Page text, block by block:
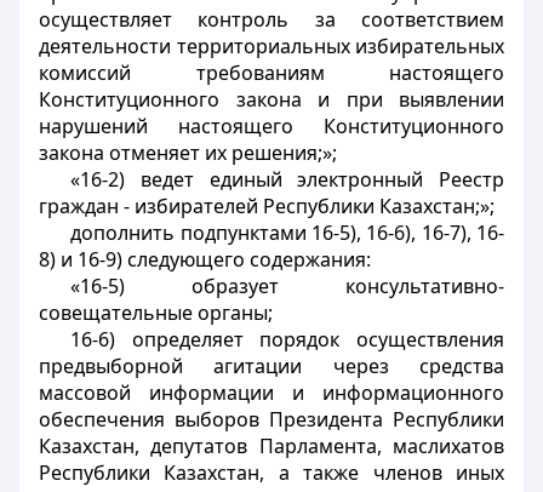
осуществляет контроль за соответствием
деятельности территориальных избирательных
комиссий требованиям настоящего
Конституционного закона и при выявлении
нарушений настоящего Конституционного
закона отменяет их решения;»;
«16-2) ведет единый электронный Реестр
граждан - избирателей Республики Казахстан;»;
дополнить подпунктами 16-5), 16-6), 16-7), 16-
8) и 16-9) следующего содержания:
«16-5) образует консультативно-
совещательные органы;
16-6) определяет порядок осуществления
предвыборной агитации через средства
массовой информации и информационного
обеспечения выборов Президента Республики
Казахстан, депутатов Парламента, маслихатов
Республики Казахстан, а также членов иных